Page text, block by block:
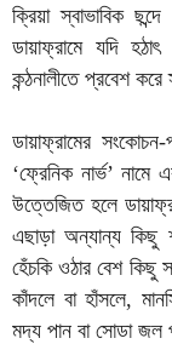
ক্রিয়া স্বাভাবিক
ডায়াফ্রামে যদি
কন্ঠনালীতে প্রবেশ
ডায়াফ্রামের
‘ফ্রেনিক নার্ভ’
উত্তেজিত হলে
এছাড়া অন্যান্য কিছু
হেঁচকি ওঠার বেশ কিছু
কাঁদলে বা হাঁসলে,
মদ্য পান বা সোডা জল